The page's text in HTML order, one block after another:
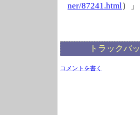
ner/87241.html ）」
トラックバ
コメントを書く